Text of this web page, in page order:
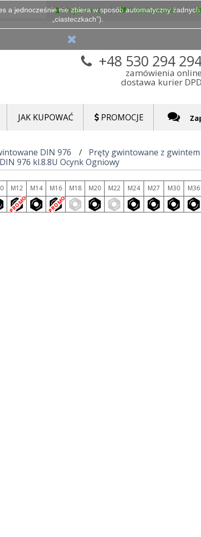
Moje Konto Przechowalnia
+48 530 294
zamówienia online
dostawa kurier DPD
JAK KUPOWAĆ PROMOCJE
DIN 976 Pręty gwintowane z
976 kl.8.8U Ocynk Ogniowy
M12 M14 M16 M18 M20 M22 M24 M27 M30 M36
PROMO PROMO
a jednocześnie nie zbiera w sposób automatyczny
„ciasteczkach”).